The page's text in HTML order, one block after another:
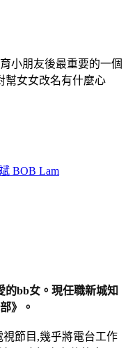
小朋友後最重要的一個
幫女女改名有什麼心
BOB Lam
的bb女。現任職新城知
》。
節目,幾乎將電台工作